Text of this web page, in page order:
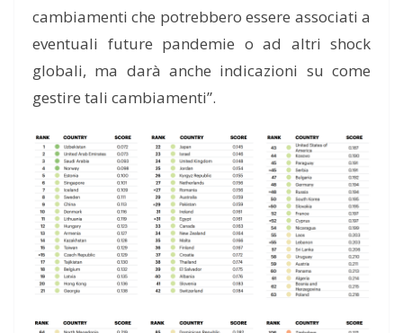
cambiamentiche potrebbero essere associati a
eventuali future pandemie o ad altri shock
globali, ma darà anche indicazioni su come
gestire tali cambiamenti”.